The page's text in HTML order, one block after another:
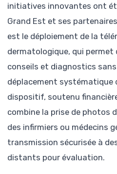
initiatives innovantes ont
Grand Est et ses
est le déploiement de la
dermatologique, qui permet
conseils et diagnostics
déplacement systématique
dispositif, soutenu
combine la prise de photos
des infirmiers ou médecins
transmission sécurisée à
distants pour évaluation.